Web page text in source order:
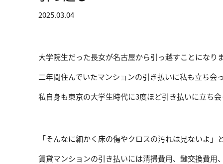
2025.03.04
大学院生だった長女が名古屋から引っ越すことになり
二年間住んでいたマンションの引き払いに私も立ち会
私自身も東京の大学生時代に3度ほど引き払いに立ち
「そんなに細かく床の傷やクロスの汚れは見ないよ
賃貸マンションの引き払いには清掃費用、鍵交換費